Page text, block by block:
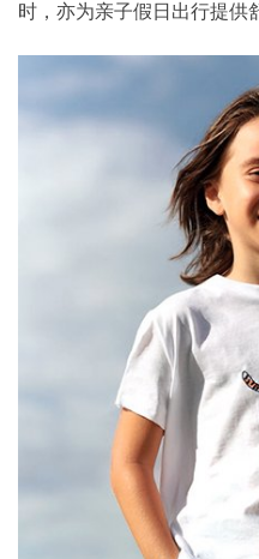
时，亦为亲子假日出行提供